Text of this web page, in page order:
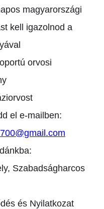
magyarországi
kell igazolnod a
orvosi
el e-mailben:
Szabadságharcos
és Nyilatkozat